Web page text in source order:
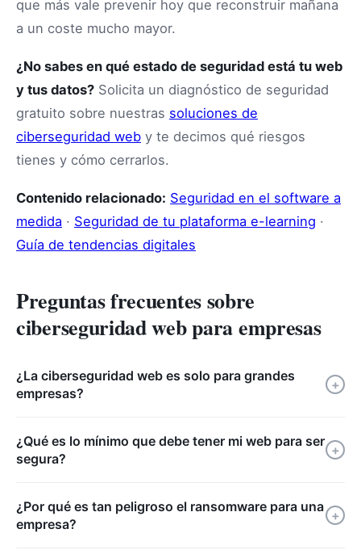
que más vale prevenir hoy que reconstruir mañana
a un coste mucho mayor.
¿No sabes en qué estado de seguridad está tu web
y tus datos? Solicita un diagnóstico de seguridad
gratuito sobre nuestras soluciones de
ciberseguridad web y te decimos qué riesgos
tienes y cómo cerrarlos.
Contenido relacionado: Seguridad en el software a
medida · Seguridad de tu plataforma e-learning ·
Guía de tendencias digitales
Preguntas frecuentes sobre
ciberseguridad web para empresas
¿La ciberseguridad web es solo para grandes
empresas?
+
¿Qué es lo mínimo que debe tener mi web para ser
segura?
+
¿Por qué es tan peligroso el ransomware para una
empresa?
+